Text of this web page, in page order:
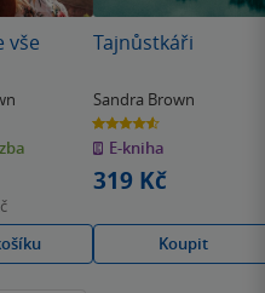
vše Tajnůstkáři
Sandra Brown
4.6
z
5
hvězdiček
E-kniha
319 Kč
Koupit